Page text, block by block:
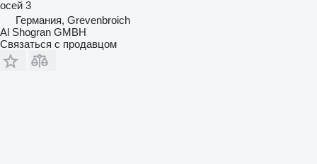
осей 3
Германия, Grevenbroich
Al Shogran GMBH
Связаться с продавцом